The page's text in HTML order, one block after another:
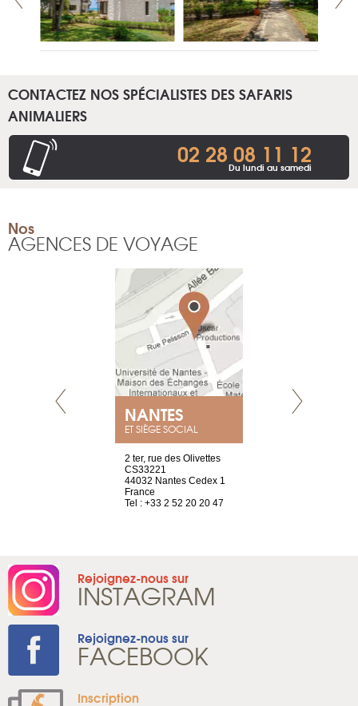
CONTACTEZ NOS SPÉCIALISTES DES SAFARIS
ANIMALIERS
02 28 08 11 12
Du lundi au samedi
Nos
AGENCES DE VOYAGE
NANTES
ET SIÈGE SOCIAL
2 ter, rue des Olivettes
CS33221
44032 Nantes Cedex 1
France
Tel : +33 2 52 20 20 47
Rejoignez-nous sur
INSTAGRAM
Rejoignez-nous sur
FACEBOOK
Inscription